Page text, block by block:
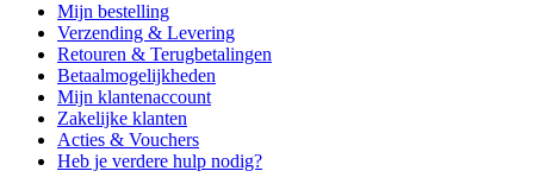
Mijn bestelling
Verzending & Levering
Retouren & Terugbetalingen
Betaalmogelijkheden
Mijn klantenaccount
Zakelijke klanten
Acties & Vouchers
Heb je verdere hulp nodig?